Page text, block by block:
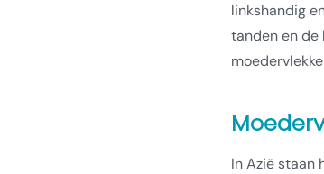
linkshandig
tanden en de
In Azië staan